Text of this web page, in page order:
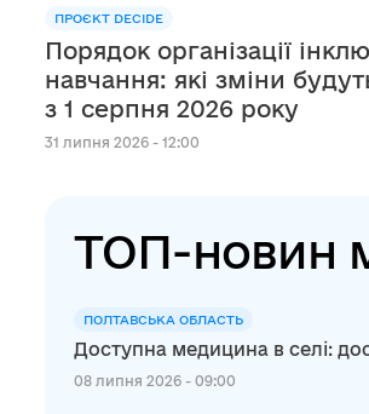
ПРОЄКТ DECIDE
Порядок організації
навчання: які зміни
з 1 серпня 2026 року
31 липня 2026 - 12:00
ТОП-новин
ПОЛТАВСЬКА ОБЛАСТЬ
Доступна медицина в селі:
08 липня 2026 - 09:00